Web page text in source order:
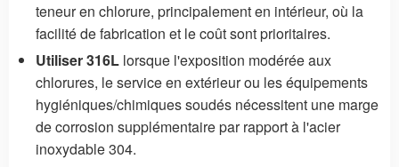
teneur en chlorure, principalement en intérieur, où la
facilité de fabrication et le coût sont prioritaires.
Utiliser 316L lorsque l'exposition modérée aux
chlorures, le service en extérieur ou les équipements
hygiéniques/chimiques soudés nécessitent une marge
de corrosion supplémentaire par rapport à l'acier
inoxydable 304.